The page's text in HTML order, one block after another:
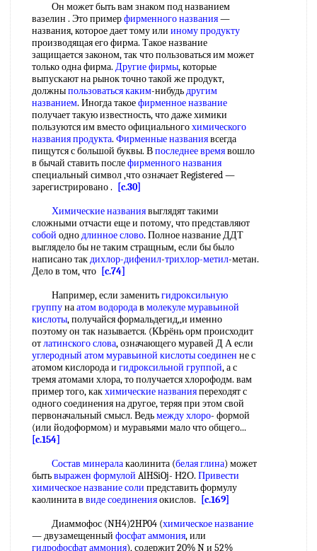
Он может быть вам знаком под названием
вазелин . Это примерфирменного названия—
названия, которое дает тому или иному продукту
производящая его фирма. Такое название
защищается законом, так что пользоваться им может
только одна фирма. Другие фирмы, которые
выпускают на рынок точно такой же продукт,
должныпользоваться каким-нибудьдругим
названием. Иногда такоефирменное название
получает такую известность, что даже химики
пользуются им вместо официальногохимического
названия продукта. Фирменные названиявсегда
пищутся с большой буквы. Впоследнее времявошло
в бычай ставить послефирменного названия
специальный символ ,что означает Registered —
зарегистрировано .
[c.30]
Химические названиявыглядят такими
сложными отчасти еще и потому, что представляют
собой однодлинное слово. Полное название ДДТ
выглядело бы не таким стращным, если бы было
написано такдихлор-дифенил-трихлор-метил-метан.
Дело в том, что [c.74]
Например, если заменитьгидроксильную
группунаатом водородав молекуле муравьиной
кислоты, получайся формальдегид,,и именно
поэтому он так называется. (КЬрёнь орм происходит
отлатинского слова, означающего муравей Д А если
углеродный атоммуравьиной кислоты соединен не с
атомом кислорода и гидроксильной группой, а с
тремя атомами хлора, то получается хлорофодм. вам
пример того, какхимические названияпереходят с
одного соединения на другое, теряя при этом свой
первоначальный смысл. Ведьмежду хлоро- формой
(или йодоформом) и муравьями мало что общего...
[c.154]
Состав минералакаолинита (белая глина) может
бытьвыражен формулой AlHSiOj- Н2О. Привести
химическоеназвание соли представить формулу
каолинита в виде соединенияокислов.
[c.169]
Диаммофос (NH4)2HP04 (химическое название
— двузамещенный фосфат аммония, или
гидрофосфат аммония), содержит 20% N и 52%